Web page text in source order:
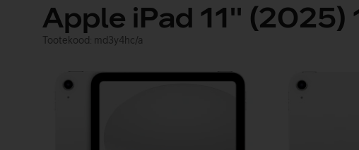
Apple iPad 11'' (2025)
Tootekood: md3y4hc/a